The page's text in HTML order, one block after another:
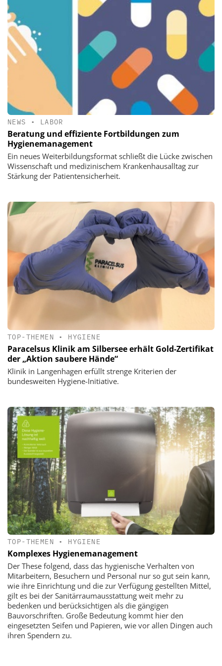
NEWS • LABOR
Beratung und effiziente Fortbildungen zum
Hygienemanagement
Ein neues Weiterbildungsformat schließt die Lücke zwischen
Wissenschaft und medizinischem Krankenhausalltag zur
Stärkung der Patientensicherheit.
TOP-THEMEN • HYGIENE
Paracelsus Klinik am Silbersee erhält Gold-Zertifikat
der „Aktion saubere Hände“
Klinik in Langenhagen erfüllt strenge Kriterien der
bundesweiten Hygiene-Initiative.
TOP-THEMEN • HYGIENE
Komplexes Hygienemanagement
Der These folgend, dass das hygienische Verhalten von
Mitarbeitern, Besuchern und Personal nur so gut sein kann,
wie ihre Einrichtung und die zur Verfügung gestellten Mittel,
gilt es bei der Sanitärraumausstattung weit mehr zu
bedenken und berücksichtigen als die gängigen
Bauvorschriften. Große Bedeutung kommt hier den
eingesetzten Seifen und Papieren, wie vor allen Dingen auch
ihren Spendern zu.